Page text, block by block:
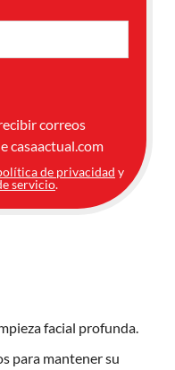
correos
casaactual.com
de privacidad y
servicio.
facial profunda.
para mantener su